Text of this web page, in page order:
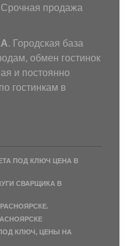
Срочная продажа
. Городская база
обмен гостинок
и постоянно
гостинкам в
ПОД КЛЮЧ ЦЕНА В
СВАРЩИКА В
КЛЮЧ, ЦЕНЫ НА